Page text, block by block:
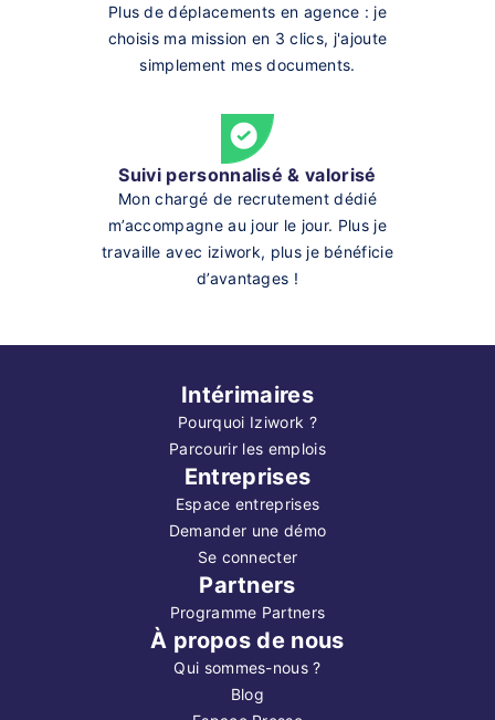
Plus de déplacements en agence : je
choisis ma mission en 3 clics, j'ajoute
simplement mes documents.
Suivi personnalisé & valorisé
Mon chargé de recrutement dédié
m’accompagne au jour le jour. Plus je
travaille avec iziwork, plus je bénéficie
d’avantages !
Intérimaires
Pourquoi Iziwork ?
Parcourir les emplois
Entreprises
Espace entreprises
Demander une démo
Se connecter
Partners
Programme Partners
À propos de nous
Qui sommes-nous ?
Blog